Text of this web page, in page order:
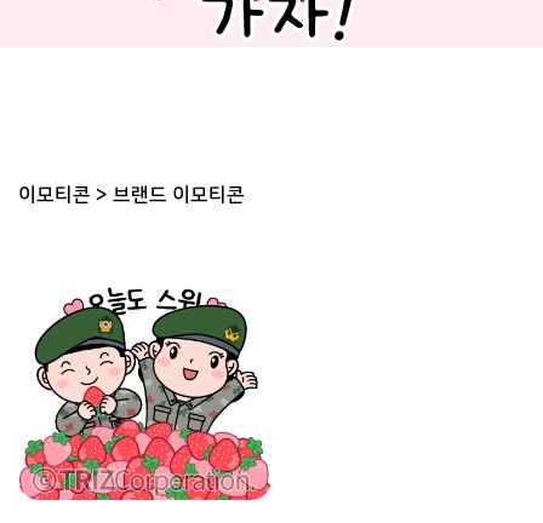
이모티콘 > 브랜드 이모티콘